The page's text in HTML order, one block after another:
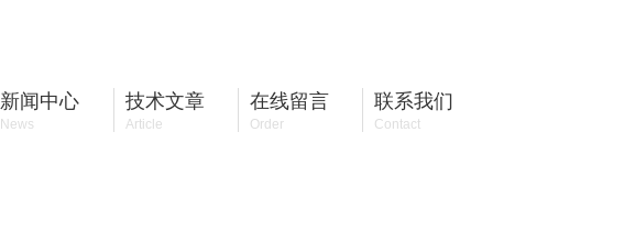
新闻中心
News
技术文章
Article
在线留言
Order
联系我们
Contact